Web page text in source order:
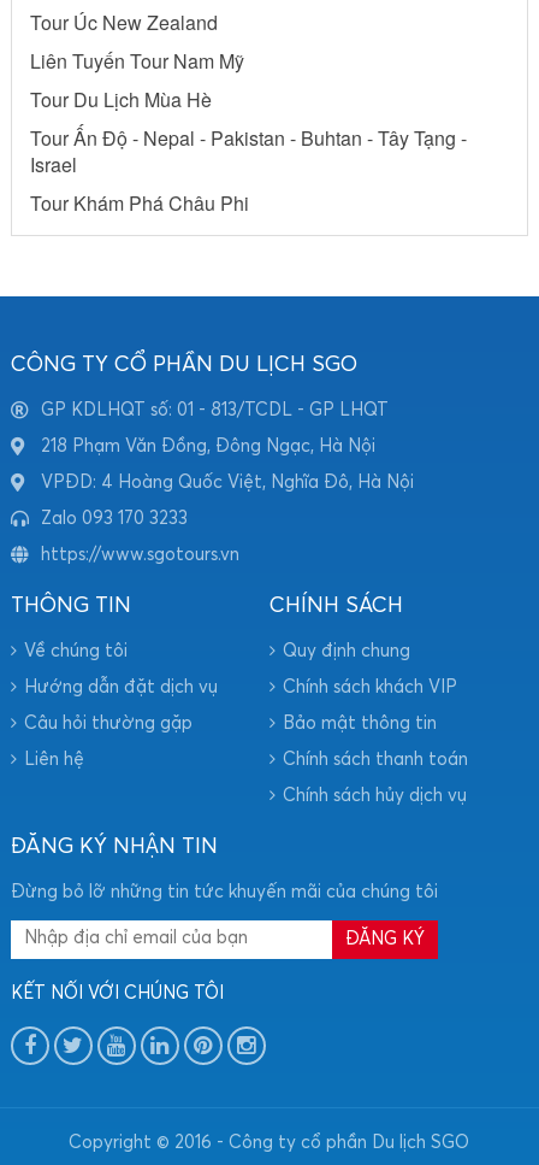
Tour Úc New Zealand
Liên Tuyến Tour Nam Mỹ
Tour Du Lịch Mùa Hè
Tour Ấn Độ - Nepal - Pakistan - Buhtan - Tây Tạng -
Israel
Tour Khám Phá Châu Phi
CÔNG TY CỔ PHẦN DU LỊCH SGO
GP KDLHQT số: 01 - 813/TCDL - GP LHQT
218 Phạm Văn Đồng, Đông Ngạc, Hà Nội
VPĐD: 4 Hoàng Quốc Việt, Nghĩa Đô, Hà Nội
Zalo 093 170 3233
https://www.sgotours.vn
THÔNG TIN
Về chúng tôi
Hướng dẫn đặt dịch vụ
Câu hỏi thường gặp
Liên hệ
CHÍNH SÁCH
Quy định chung
Chính sách khách VIP
Bảo mật thông tin
Chính sách thanh toán
Chính sách hủy dịch vụ
ĐĂNG KÝ NHẬN TIN
Đừng bỏ lỡ những tin tức khuyến mãi của chúng tôi
KẾT NỐI VỚI CHÚNG TÔI
Copyright © 2016 - Công ty cổ phần Du lịch SGO